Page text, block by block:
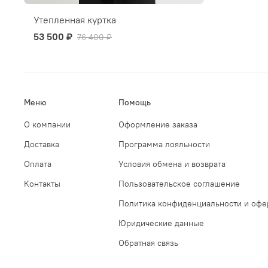
Утепленная куртка
53 500 ₽ 76 400 ₽
Меню
О компании
Доставка
Оплата
Контакты
Помощь
Оформление заказа
Программа лояльности
Условия обмена и возврата
Пользовательское соглашение
Политика конфиденциальности и
Юридические данные
Обратная связь